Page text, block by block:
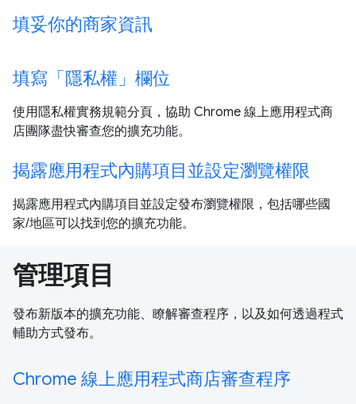
填妥你的商家資訊
填寫「隱私權」欄位
使用隱私權實務規範分頁，協助 Chrome 線上應用程式商
店團隊盡快審查您的擴充功能。
揭露應用程式內購項目並設定瀏覽權限
揭露應用程式內購項目並設定發布瀏覽權限，包括哪些國
家/地區可以找到您的擴充功能。
管理項目
發布新版本的擴充功能、瞭解審查程序，以及如何透過程式
輔助方式發布。
Chrome 線上應用程式商店審查程序